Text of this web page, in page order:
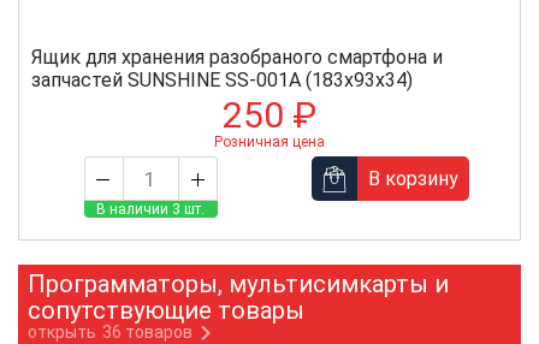
Ящик для хранения разобраного смартфона и
запчастей SUNSHINE SS-001A (183х93х34)
250 ₽
Розничная цена
В наличии 3 шт.
В корзину
Программаторы, мультисимкарты и
сопутствующие товары
открыть 36 товаров